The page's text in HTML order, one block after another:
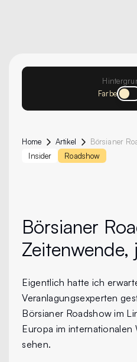
Farbe
Home Artikel
Insider
Roadshow
Börsianer
Zeitenwende,
Eigentlich hatte ich
Veranlagungsexperten
Börsianer Roadshow im
Europa im internationalen
sehen.